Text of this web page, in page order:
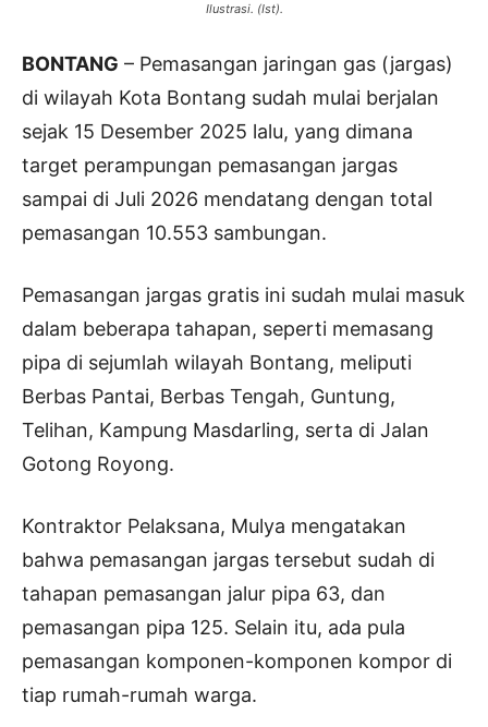
Ilustrasi. (Ist).
BONTANG – Pemasangan jaringan gas (jargas)
di wilayah Kota Bontang sudah mulai berjalan
sejak 15 Desember 2025 lalu, yang dimana
target perampungan pemasangan jargas
sampai di Juli 2026 mendatang dengan total
pemasangan 10.553 sambungan.
Pemasangan jargas gratis ini sudah mulai masuk
dalam beberapa tahapan, seperti memasang
pipa di sejumlah wilayah Bontang, meliputi
Berbas Pantai, Berbas Tengah, Guntung,
Telihan, Kampung Masdarling, serta di Jalan
Gotong Royong.
Kontraktor Pelaksana, Mulya mengatakan
bahwa pemasangan jargas tersebut sudah di
tahapan pemasangan jalur pipa 63, dan
pemasangan pipa 125. Selain itu, ada pula
pemasangan komponen-komponen kompor di
tiap rumah-rumah warga.